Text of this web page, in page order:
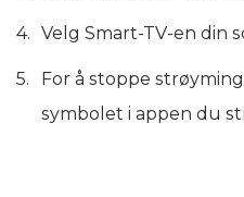
Velg Smart-TV-en din
For å stoppe
symbolet i appen du